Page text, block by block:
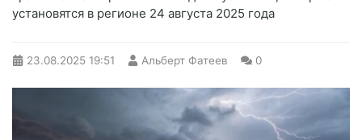
установятся в регионе 24 августа 2025 года
23.08.2025 19:51 Альберт Фатеев 0